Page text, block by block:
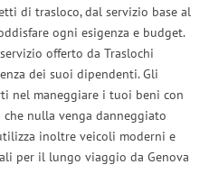
di trasloco, dal servizio base al
ogni esigenza e budget.
offerto da Traslochi
dei suoi dipendenti. Gli
nel maneggiare i tuoi beni con
nulla venga danneggiato
inoltre veicoli moderni e
per il lungo viaggio da Genova